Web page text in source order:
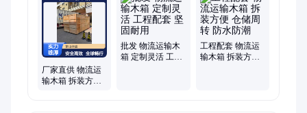
支撑、货运托盘、设备包装、仓库堆垛、出口包装、定制木架、
折叠木架、货物包装、耐磨钢带、仓储货架、托盘定制、包装材
料、重型包装
厂家直供 物流运
输木箱 拆装方便
批发 物流运输木
箱 定制灵活 工程
工程配套 物流运
输木箱 拆装方便